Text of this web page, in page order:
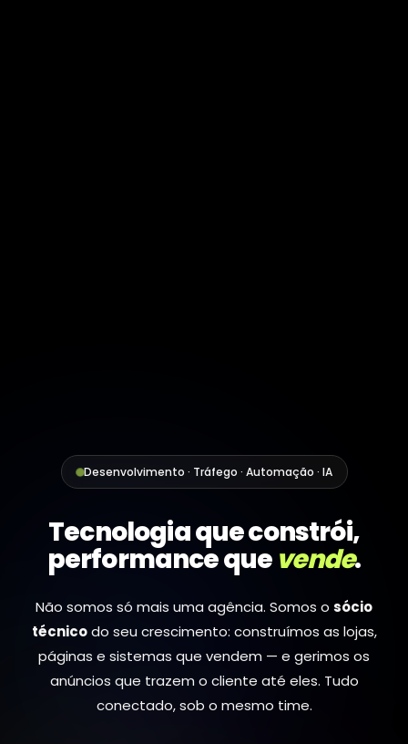
Desenvolvimento · Tráfego · Automação · IA
Tecnologia que constrói,
performance que vende.
Não somos só mais uma agência. Somos o sócio
técnicodo seu crescimento: construímos as lojas,
páginas e sistemas que vendem — e gerimos os
anúncios que trazem o cliente até eles. Tudo
conectado, sob o mesmo time.